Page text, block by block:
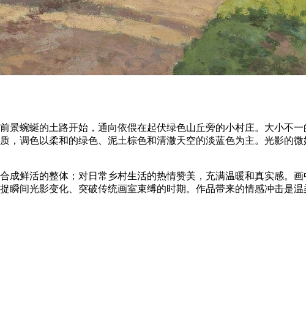
蜿蜒的土路开始，通向依偎在起伏绿色山丘旁的小村庄。大小不
，调色以柔和的绿色、泥土棕色和清澈天空的淡蓝色为主。光影的
鲜活的整体；对日常乡村生活的热情赞美，充满温暖和真实感。
间光影变化、突破传统画室束缚的时期。作品带来的情感冲击是温